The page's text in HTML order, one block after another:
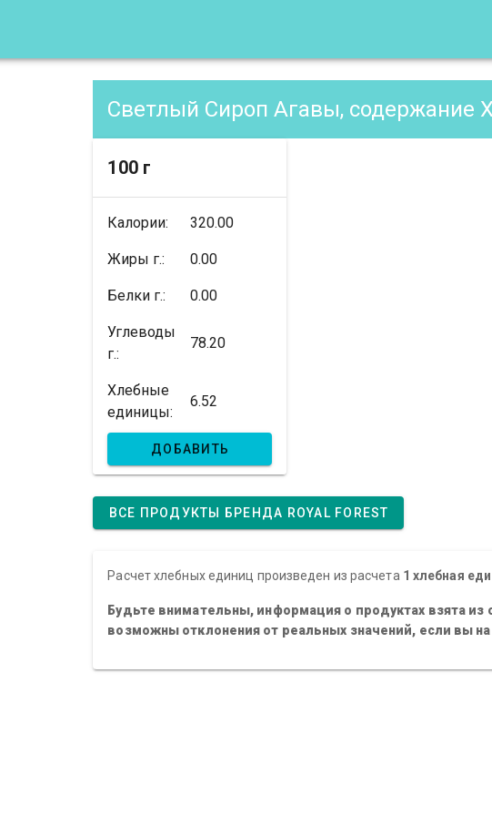
Светлый Сироп Агавы, содержание
100 г
Калории: 320.00
Жиры г.: 0.00
Белки г.: 0.00
Углеводы
г.:
78.20
Хлебные
единицы:
6.52
ДОБАВИТЬ
ВСЕ ПРОДУКТЫ БРЕНДА ROYAL FOREST
Расчет хлебных единиц произведен из расчета 1 хлебная
Будьте внимательны, информация о продуктах взята из
возможны отклонения от реальных значений, если вы